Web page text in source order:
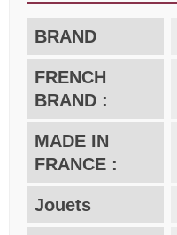
BRAND
FRENCH
BRAND :
MADE IN
FRANCE :
Jouets